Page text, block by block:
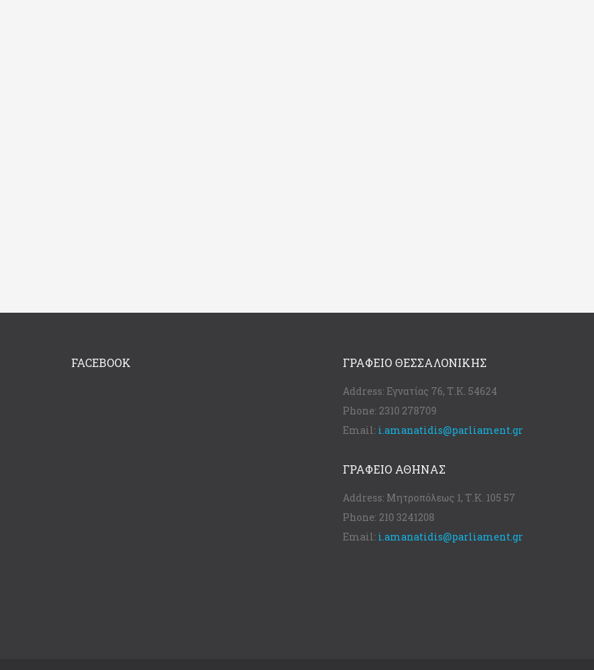
FACEBOOK ΓΡΑΦΕΊΟ ΘΕΣΣΑΛΟΝΊΚΗΣ
Address: Εγνατίας 76, Τ.Κ. 54624
Phone: 2310 278709
Email: i.amanatidis@parliament.gr
ΓΡΑΦΕΊΟ ΑΘΉΝΑΣ
Address: Μητροπόλεως 1, Τ.Κ. 105 57
Phone: 210 3241208
Email: i.amanatidis@parliament.gr